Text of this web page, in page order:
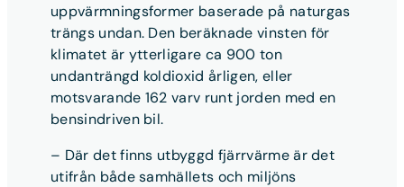
uppvärmningsformer baserade på naturgas
trängs undan. Den beräknade vinsten för
klimatet är ytterligare ca 900 ton
undanträngd koldioxid årligen, eller
motsvarande 162 varv runt jorden med en
bensindriven bil.
– Där det finns utbyggd fjärrvärme är det
utifrån både samhällets och miljöns